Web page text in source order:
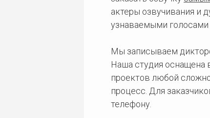
актеры озвучивания и
узнаваемыми
Мы записываем
Наша студия оснащена
проектов любой
процесс. Для
телефону.